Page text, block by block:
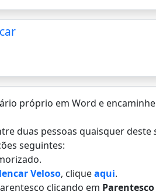
próprio em Word e
duas pessoas quaisquer deste
seguintes:
Veloso, cliqueaqui.
clicando em Parentesco